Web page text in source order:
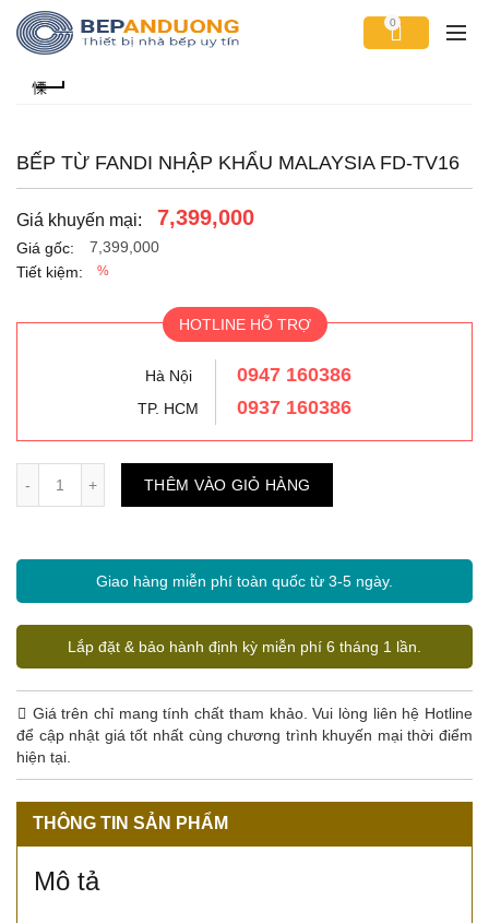
0
BẾP TỪ FANDI NHẬP KHẨU MALAYSIA FD-TV16
Giá khuyến mại: 7,399,000
Giá gốc:
7,399,000
Tiết kiệm:
%
HOTLINE HỖ TRỢ
Hà Nội 0947 160386
TP. HCM 0937 160386
THÊM VÀO GIỎ HÀNG
Giao hàng miễn phí toàn quốc từ 3-5 ngày.
Lắp đặt & bảo hành định kỳ miễn phí 6 tháng 1 lần.
Giá trên chỉ mang tính chất tham khảo. Vui lòng liên hệ Hotline
để cập nhật giá tốt nhất cùng chương trình khuyến mại thời điểm
hiện tại.
THÔNG TIN SẢN PHẨM
Mô tả